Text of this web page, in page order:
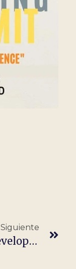
Siguiente
Java Developer // 100% Remoto